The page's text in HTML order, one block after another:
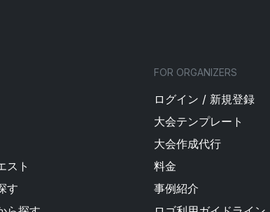
スト
す
FOR ORGANIZERS
ログイン / 新規登録
大会テンプレート
大会作成代行
料金
事例紹介